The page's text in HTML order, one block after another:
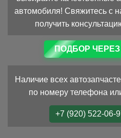
автомобиля! Свяжитесь с
получить
ПОДБОР
Наличие всех
по номеру телефона
+7 (920) 522-06-